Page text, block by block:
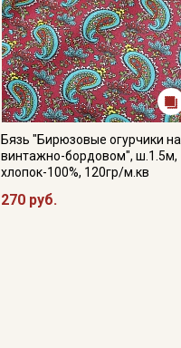
Бязь "Бирюзовые огурчики на
винтажно-бордовом", ш.1.5м,
хлопок-100%, 120гр/м.кв
270 руб.